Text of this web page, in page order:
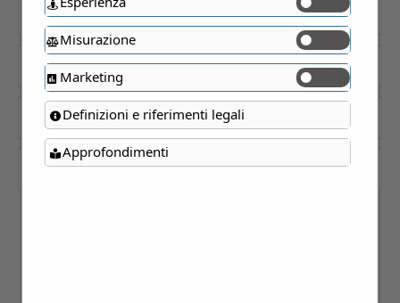
Cerca
Categorie
Prezzo
Residenze
Misurazione
Marketing
Definizioni e riferimenti legali
Approfondimenti